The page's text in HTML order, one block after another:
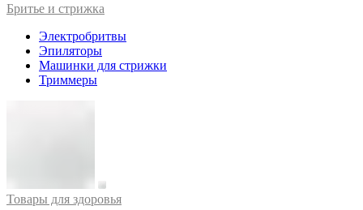
Бритье и стрижка
Электробритвы
Эпиляторы
Машинки для стрижки
Триммеры
Товары для здоровья